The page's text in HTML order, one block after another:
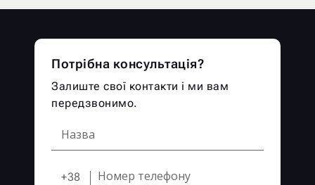
Потрібна консультація?
Залиште свої контакти і ми вам
передзвонимо.
+38